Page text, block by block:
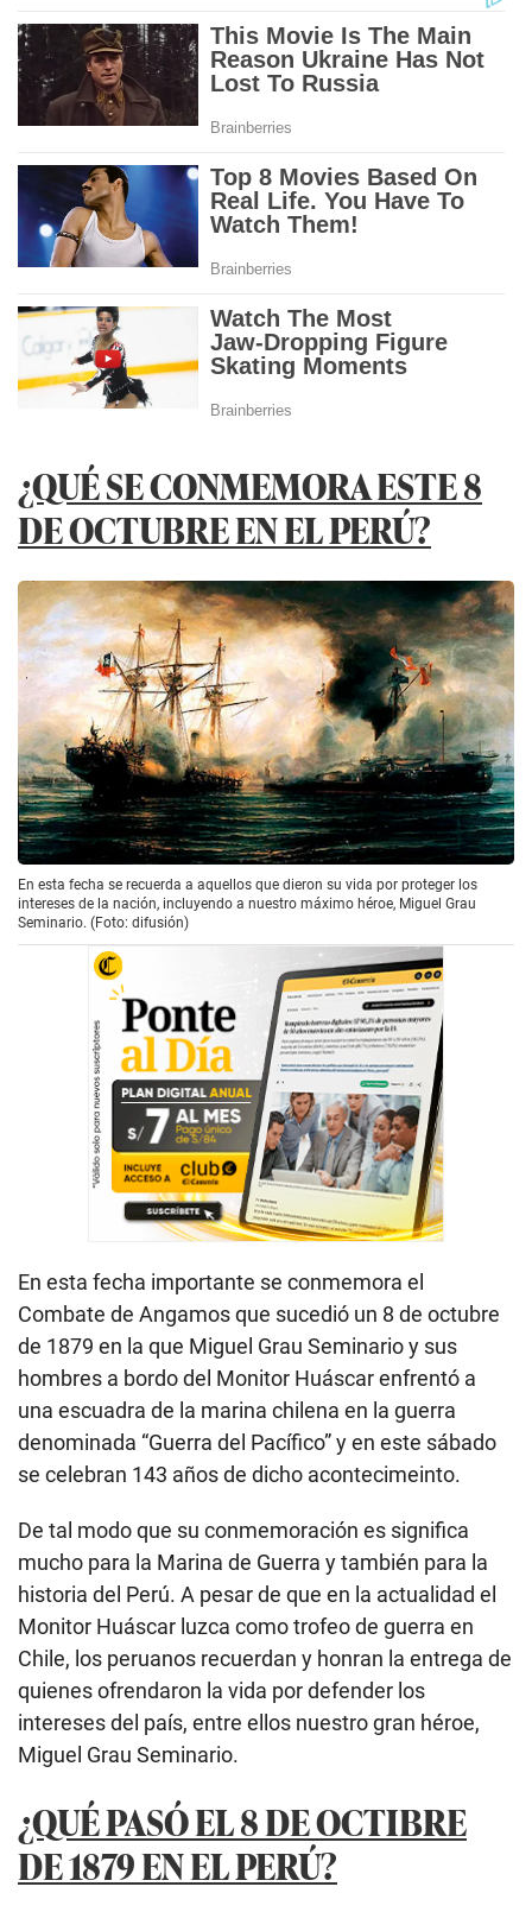
¿QUÉ SE CONMEMORA ESTE 8
DE OCTUBRE EN EL PERÚ?
En esta fecha se recuerda a aquellos que dieron su vida por proteger los
intereses de la nación, incluyendo a nuestro máximo héroe, Miguel Grau
Seminario. (Foto: difusión)
En esta fecha importante se conmemora el
Combate de Angamos que sucedió un 8 de octubre
de 1879 en la que Miguel Grau Seminario y sus
hombres a bordo del Monitor Huáscar enfrentó a
una escuadra de la marina chilena en la guerra
denominada “Guerra del Pacífico” y en este sábado
se celebran 143 años de dicho acontecimeinto.
De tal modo que su conmemoración es significa
mucho para la Marina de Guerra y también para la
historia del Perú. A pesar de que en la actualidad el
Monitor Huáscar luzca como trofeo de guerra en
Chile, los peruanos recuerdan y honran la entrega de
quienes ofrendaron la vida por defender los
intereses del país, entre ellos nuestro gran héroe,
Miguel Grau Seminario.
¿QUÉ PASÓ EL 8 DE OCTIBRE
DE 1879 EN EL PERÚ?